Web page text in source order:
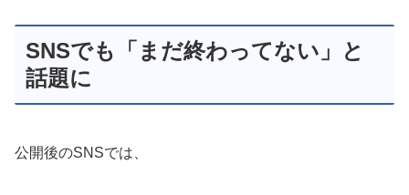
SNSでも「まだ終わってない」と
話題に
公開後のSNSでは、